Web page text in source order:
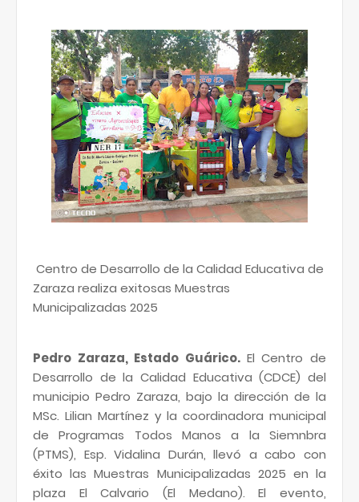
Centro de Desarrollo de la Calidad Educativa de
Zaraza realiza exitosas Muestras
Municipalizadas 2025
Pedro Zaraza, Estado Guárico. El Centro de
Desarrollo de la Calidad Educativa (CDCE) del
municipio Pedro Zaraza, bajo la dirección de la
MSc. Lilian Martínez y la coordinadora municipal
de Programas Todos Manos a la Siemnbra
(PTMS), Esp. Vidalina Durán, llevó a cabo con
éxito las Muestras Municipalizadas 2025 en la
plaza El Calvario (El Medano). El evento,